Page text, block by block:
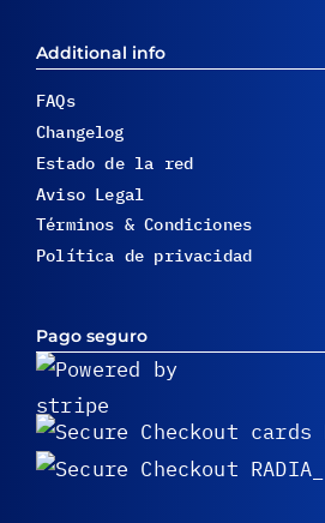
Additional info
FAQs
Changelog
Estado de la red
Aviso Legal
Términos & Condiciones
Política de privacidad
Pago seguro